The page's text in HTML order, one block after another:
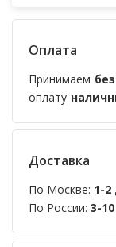
Оплата
Принимаем
оплату
Доставка
По Москве: 1-2
По России: 3-